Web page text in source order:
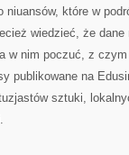
niuansów, które w
wiedzieć, że
w nim poczuć, z
publikowane na
sztuki,